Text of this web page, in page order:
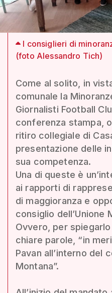
I consiglieri di
(foto Alessandro Tich)
Come al solito, in
comunale la
Giornalisti Football
conferenza stampa,
ritiro collegiale di
presentazione delle
sua competenza.
Una di queste è
ai rapporti di
di maggioranza e
consiglio dell’Unione
Ovvero, per
chiare parole, “in
Pavan all’interno del
Montana”.